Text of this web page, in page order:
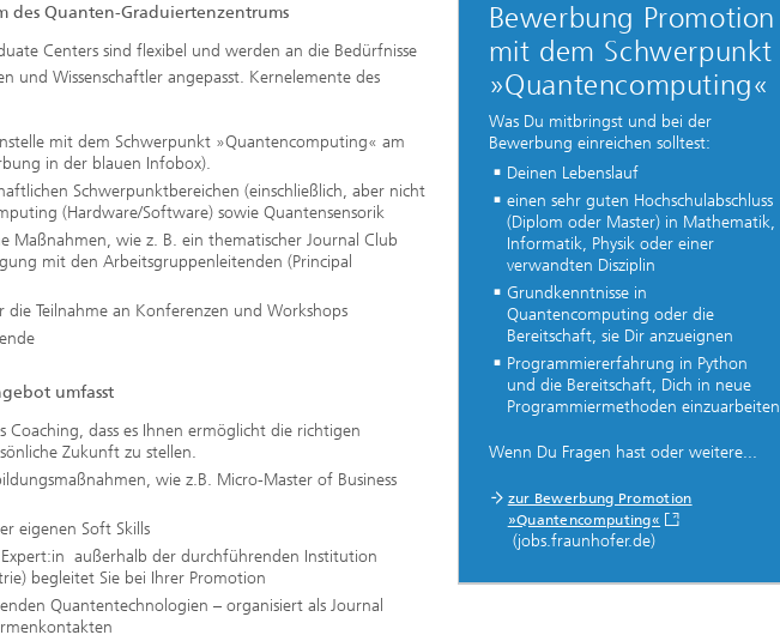
des Quanten-Graduiertenzentrums
Centers sind flexibel und werden an die Bedürfnisse
und Wissenschaftler angepasst. Kernelemente des
mit dem Schwerpunkt »Quantencomputing« am
in der blauen Infobox).
Schwerpunktbereichen (einschließlich, aber nicht
(Hardware/Software) sowie Quantensensorik
Maßnahmen, wie z. B. ein thematischer Journal Club
mit den Arbeitsgruppenleitenden (Principal
Teilnahme an Konferenzen und Workshops
umfasst
Coaching, dass es Ihnen ermöglicht die richtigen
Zukunft zu stellen.
wie z.B. Micro-Master of Business
eigenen Soft Skills
außerhalb der durchführenden Institution
begleitet Sie bei Ihrer Promotion
Quantentechnologien – organisiert als Journal
Bewerbung Promotion
mit dem Schwerpunkt
»Quantencomputing«
Was Du mitbringst und bei der
Bewerbung einreichen solltest:
Deinen Lebenslauf
einen sehr guten Hochschulabschluss
(Diplom oder Master) in Mathematik,
Informatik, Physik oder einer
verwandten Disziplin
Grundkenntnisse in
Quantencomputing oder die
Bereitschaft, sie Dir anzueignen
Programmiererfahrung in Python
und die Bereitschaft, Dich in neue
Programmiermethoden einzuarbeiten
Wenn Du Fragen hast oder weitere...
zur Bewerbung Promotion
»Quantencomputing«
(jobs.fraunhofer.de)